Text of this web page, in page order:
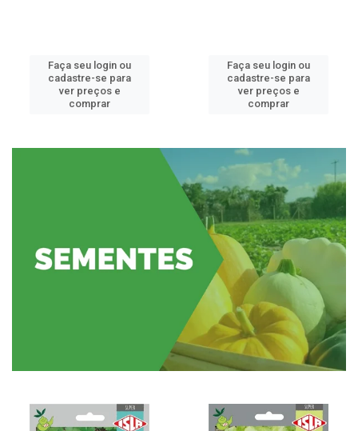
Faça seu login ou
cadastre-se para
ver preços e
comprar
Faça seu login ou
cadastre-se para
ver preços e
comprar